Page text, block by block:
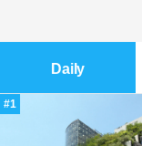
Daily